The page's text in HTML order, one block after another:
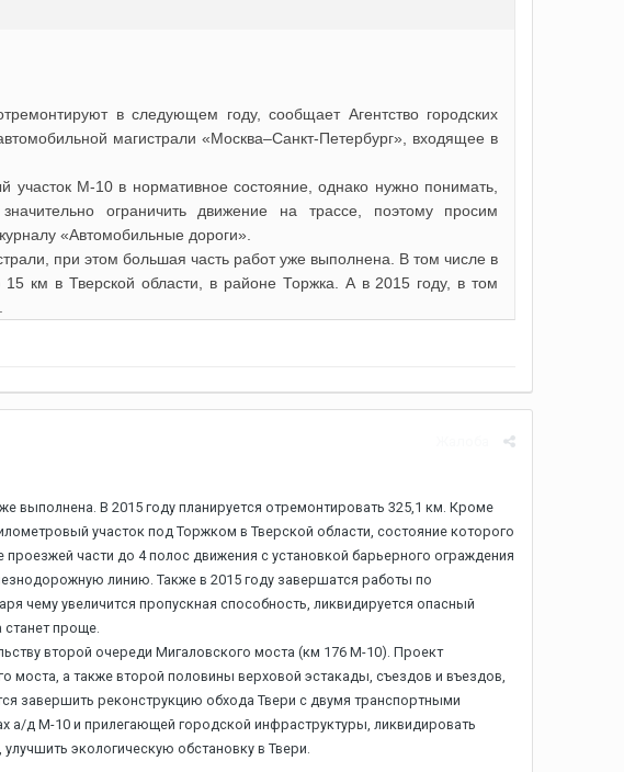
в следующем году, сообщает Агентство городских
магистрали «Москва–Санкт-Петербург», входящее в
М-10 в нормативное состояние, однако нужно понимать,
ограничить движение на трассе, поэтому просим
«Автомобильные дороги».
при этом большая часть работ уже выполнена. В том числе в
15 км в Тверской области, в районе Торжка. А в 2015 году, в том
выполнена. В 2015 году планируется отремонтировать 325,1 км. Кроме
участок под Торжком в Тверской области, состояние которого
части до 4 полос движения с установкой барьерного ограждения
линию. Также в 2015 году завершатся работы по
чему увеличится пропускная способность, ликвидируется опасный
проще.
второй очереди Мигаловского моста (км 176 М-10). Проект
моста, а также второй половины верховой эстакады, съездов и въездов,
завершить реконструкцию обхода Твери с двумя транспортными
а/д М-10 и прилегающей городской инфраструктуры, ликвидировать
экологическую обстановку в Твери.